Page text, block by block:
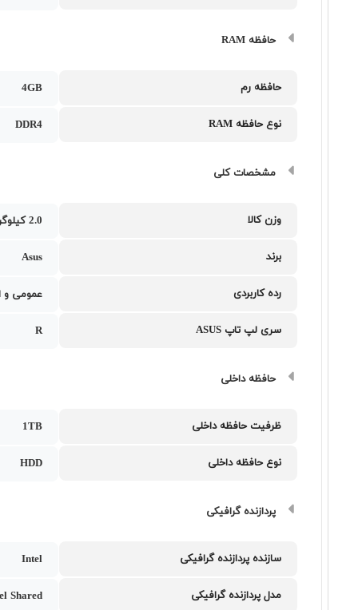
حافظه RAM
حافظه رم 4GB
نوع حافظه RAM DDR4
مشخصات کلی
وزن کالا 2.0 کیلوگرم
برند Asus
رده کاربردی عمومی و
سری لپ تاپ ASUS R
حافظه داخلی
ظرفیت حافظه داخلی 1TB
نوع حافظه داخلی HDD
پردازنده گرافیکی
سازنده پردازنده گرافیکی Intel
مدل پردازنده گرافیکی Shared